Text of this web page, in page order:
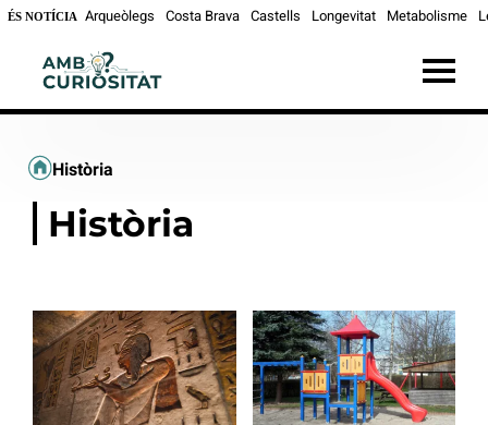
ÉS NOTÍCIA Arqueòlegs Costa Brava Castells Longevitat Metabolisme
Història
Història